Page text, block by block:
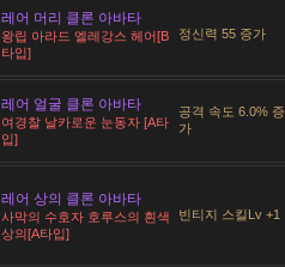
레어 머리 클론 아바타
왕립 아라드 엘레강스 헤어[B
타입]
정신력 55 증가
레어 얼굴 클론 아바타
여경찰 날카로운 눈동자 [A타
입]
공격 속도 6.0% 증
가
레어 상의 클론 아바타
사막의 수호자 호루스의 흰색
상의[A타입]
빈티지 스킬Lv +1